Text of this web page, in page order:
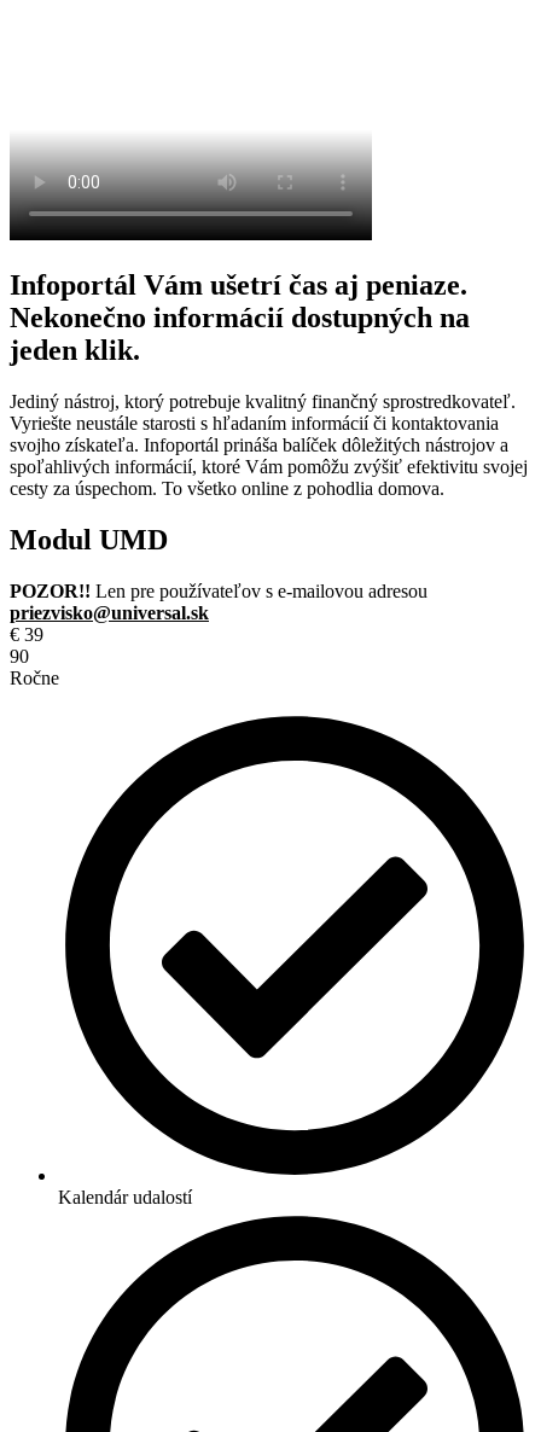
Infoportál Vám ušetrí čas aj peniaze.
Nekonečno informácií dostupných na
jeden klik.
Jediný nástroj, ktorý potrebuje kvalitný finančný sprostredkovateľ.
Vyriešte neustále starosti s hľadaním informácií či kontaktovania
svojho získateľa. Infoportál prináša balíček dôležitých nástrojov a
spoľahlivých informácií, ktoré Vám pomôžu zvýšiť efektivitu svojej
cesty za úspechom. To všetko online z pohodlia domova.
Modul UMD
POZOR!! Len pre používateľov s e-mailovou adresou
priezvisko@universal.sk
€ 39
90
Ročne
Kalendár udalostí